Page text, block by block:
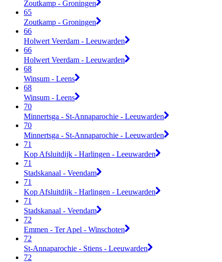
Zoutkamp - Groningen
65
Zoutkamp - Groningen
66
Holwert Veerdam - Leeuwarden
66
Holwert Veerdam - Leeuwarden
68
Winsum - Leens
68
Winsum - Leens
70
Minnertsga - St-Annaparochie - Leeuwarden
70
Minnertsga - St-Annaparochie - Leeuwarden
71
Kop Afsluitdijk - Harlingen - Leeuwarden
71
Stadskanaal - Veendam
71
Kop Afsluitdijk - Harlingen - Leeuwarden
71
Stadskanaal - Veendam
72
Emmen - Ter Apel - Winschoten
72
St-Annaparochie - Stiens - Leeuwarden
72